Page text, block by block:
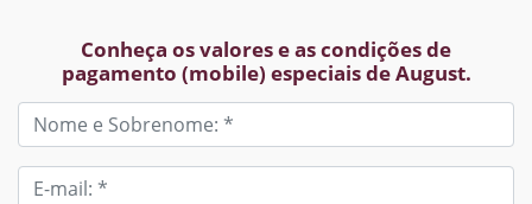
Conheça os valores e as condições de
pagamento (mobile) especiais de August.